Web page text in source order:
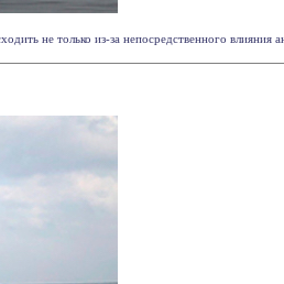
не только из-за непосредственного влияния